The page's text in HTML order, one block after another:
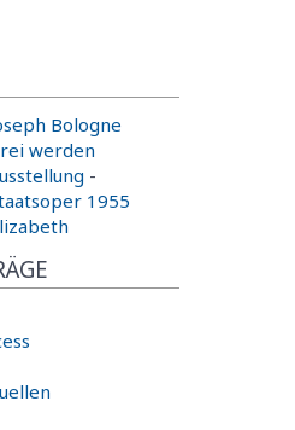
Bologne
werden
-
1955